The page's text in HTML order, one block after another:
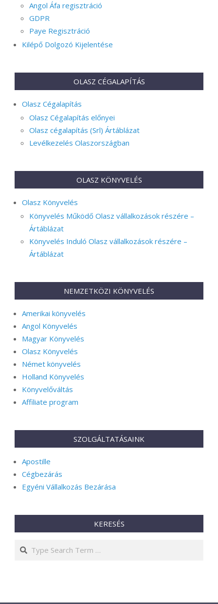
Angol Áfa regisztráció
GDPR
Paye Regisztráció
Kilépő Dolgozó Kijelentése
OLASZ CÉGALAPÍTÁS
Olasz Cégalapítás
Olasz Cégalapítás előnyei
Olasz cégalapítás (Srl) Ártáblázat
Levélkezelés Olaszországban
OLASZ KÖNYVELÉS
Olasz Könyvelés
Könyvelés Működő Olasz vállalkozások részére –
Ártáblázat
Könyvelés Induló Olasz vállalkozások részére –
Ártáblázat
NEMZETKÖZI KÖNYVELÉS
Amerikai könyvelés
Angol Könyvelés
Magyar Könyvelés
Olasz Könyvelés
Német könyvelés
Holland Könyvelés
Könyvelőváltás
Affiliate program
SZOLGÁLTATÁSAINK
Apostille
Cégbezárás
Egyéni Vállalkozás Bezárása
KERESÉS
Search